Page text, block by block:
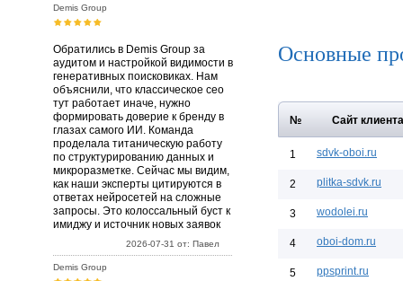
Demis Group
Обратились в Demis Group за
аудитом и настройкой видимости в
генеративных поисковиках. Нам
объяснили, что классическое сео
тут работает иначе, нужно
формировать доверие к бренду в
глазах самого ИИ. Команда
проделала титаническую работу
по структурированию данных и
микроразметке. Сейчас мы видим,
как наши эксперты цитируются в
ответах нейросетей на сложные
запросы. Это колоссальный буст к
имиджу и источник новых заявок
2026-07-31 от: Павел
Demis Group
Основные
№ Сайт клиента
1 sdvk-oboi.ru
2 plitka-sdvk.ru
3 wodolei.ru
4 oboi-dom.ru
5 ppsprint.ru